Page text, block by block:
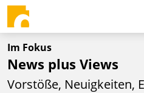
Im Fokus
News plus Views
Vorstöße, Neuigkeiten,